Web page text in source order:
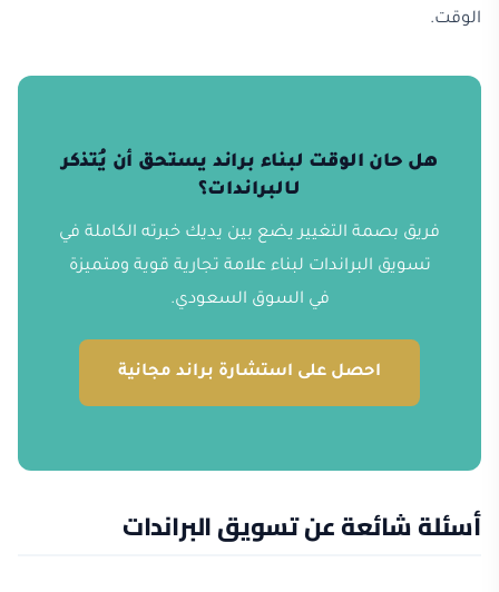
الوقت.
هل حان الوقت لبناء براند يستحق أن يُتذكر
لـالبراندات؟
فريق بصمة التغيير يضع بين يديك خبرته الكاملة في
تسويق البراندات لبناء علامة تجارية قوية ومتميزة
في السوق السعودي.
احصل على استشارة براند مجانية
أسئلة شائعة عن تسويق البراندات